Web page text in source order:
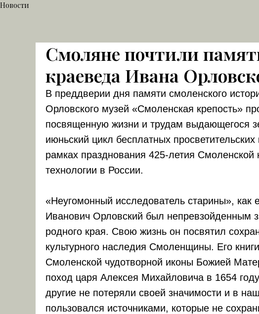
Новости
Смоляне почтили
краеведа Ивана
В преддверии дня памяти смоленского
Орловского музей «Смоленская крепость»
посвященную жизни и трудам выдающегося
июньский цикл бесплатных
рамках празднования 425-летия Смоленской
технологии в России.
«Неугомонный исследователь старины», как
Иванович Орловский был непревзойденным
родного края. Свою жизнь он посвятил
культурного наследия Смоленщины. Его
Смоленской чудотворной иконы Божией
поход царя Алексея Михайловича в 1654
другие не потеряли своей значимости и в
пользовался источниками, которые не